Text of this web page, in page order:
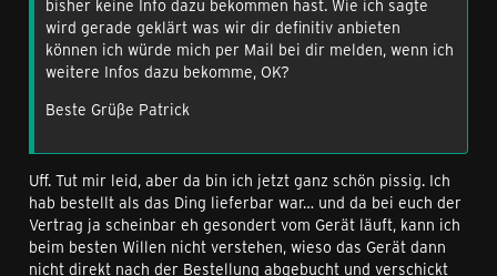
bisher keine Info dazu bekommen hast. Wie ich sagte
wird gerade geklärt was wir dir definitiv anbieten
können ich würde mich per Mail bei dir melden, wenn ich
weitere Infos dazu bekomme, OK?
Beste Grüße Patrick
Uff. Tut mir leid, aber da bin ich jetzt ganz schön pissig. Ich
hab bestellt als das Ding lieferbar war… und da bei euch der
Vertrag ja scheinbar eh gesondert vom Gerät läuft, kann ich
beim besten Willen nicht verstehen, wieso das Gerät dann
nicht direkt nach der Bestellung abgebucht und verschickt